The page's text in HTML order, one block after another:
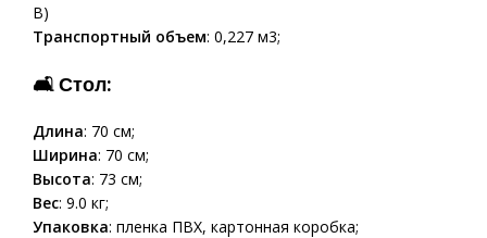
В)
Транспортный объем: 0,227 м3;
🛋 Стол:
Длина: 70 см;
Ширина: 70 см;
Высота: 73 см;
Вес: 9.0 кг;
Упаковка: пленка ПВХ, картонная коробка;